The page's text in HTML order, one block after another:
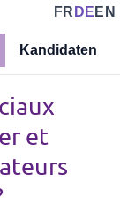
FR DE EN
Kandidaten
et